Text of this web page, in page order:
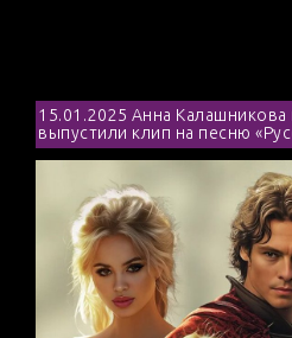
15.01.2025 Анна
выпустили клип на песню